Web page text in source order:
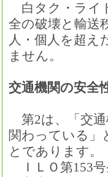
白タク・ライ
全の破壊と輸送
人・個人を超え
ません。
交通機関の安全
第2は、「交通
関わっている」
とであります。
ＩＬＯ第153